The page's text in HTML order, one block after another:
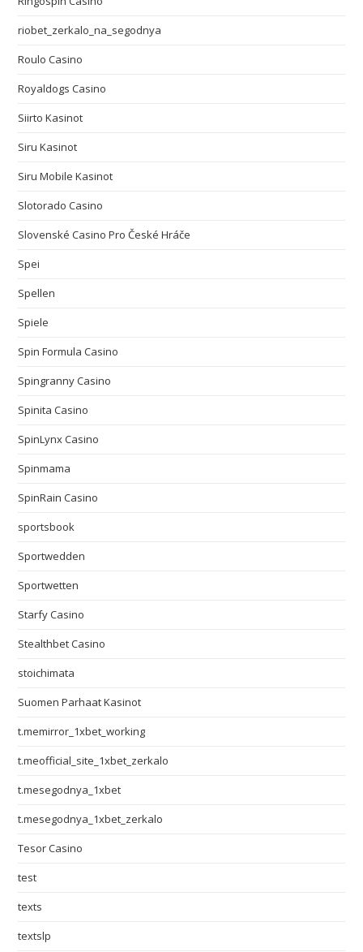
riobet_zerkalo_na_segodnya
Roulo Casino
Royaldogs Casino
Siirto Kasinot
Siru Kasinot
Siru Mobile Kasinot
Slotorado Casino
Slovenské Casino Pro České Hráče
Spei
Spellen
Spiele
Spin Formula Casino
Spingranny Casino
Spinita Casino
SpinLynx Casino
Spinmama
SpinRain Casino
sportsbook
Sportwedden
Sportwetten
Starfy Casino
Stealthbet Casino
stoichimata
Suomen Parhaat Kasinot
t.memirror_1xbet_working
t.meofficial_site_1xbet_zerkalo
t.mesegodnya_1xbet
t.mesegodnya_1xbet_zerkalo
Tesor Casino
test
texts
textslp